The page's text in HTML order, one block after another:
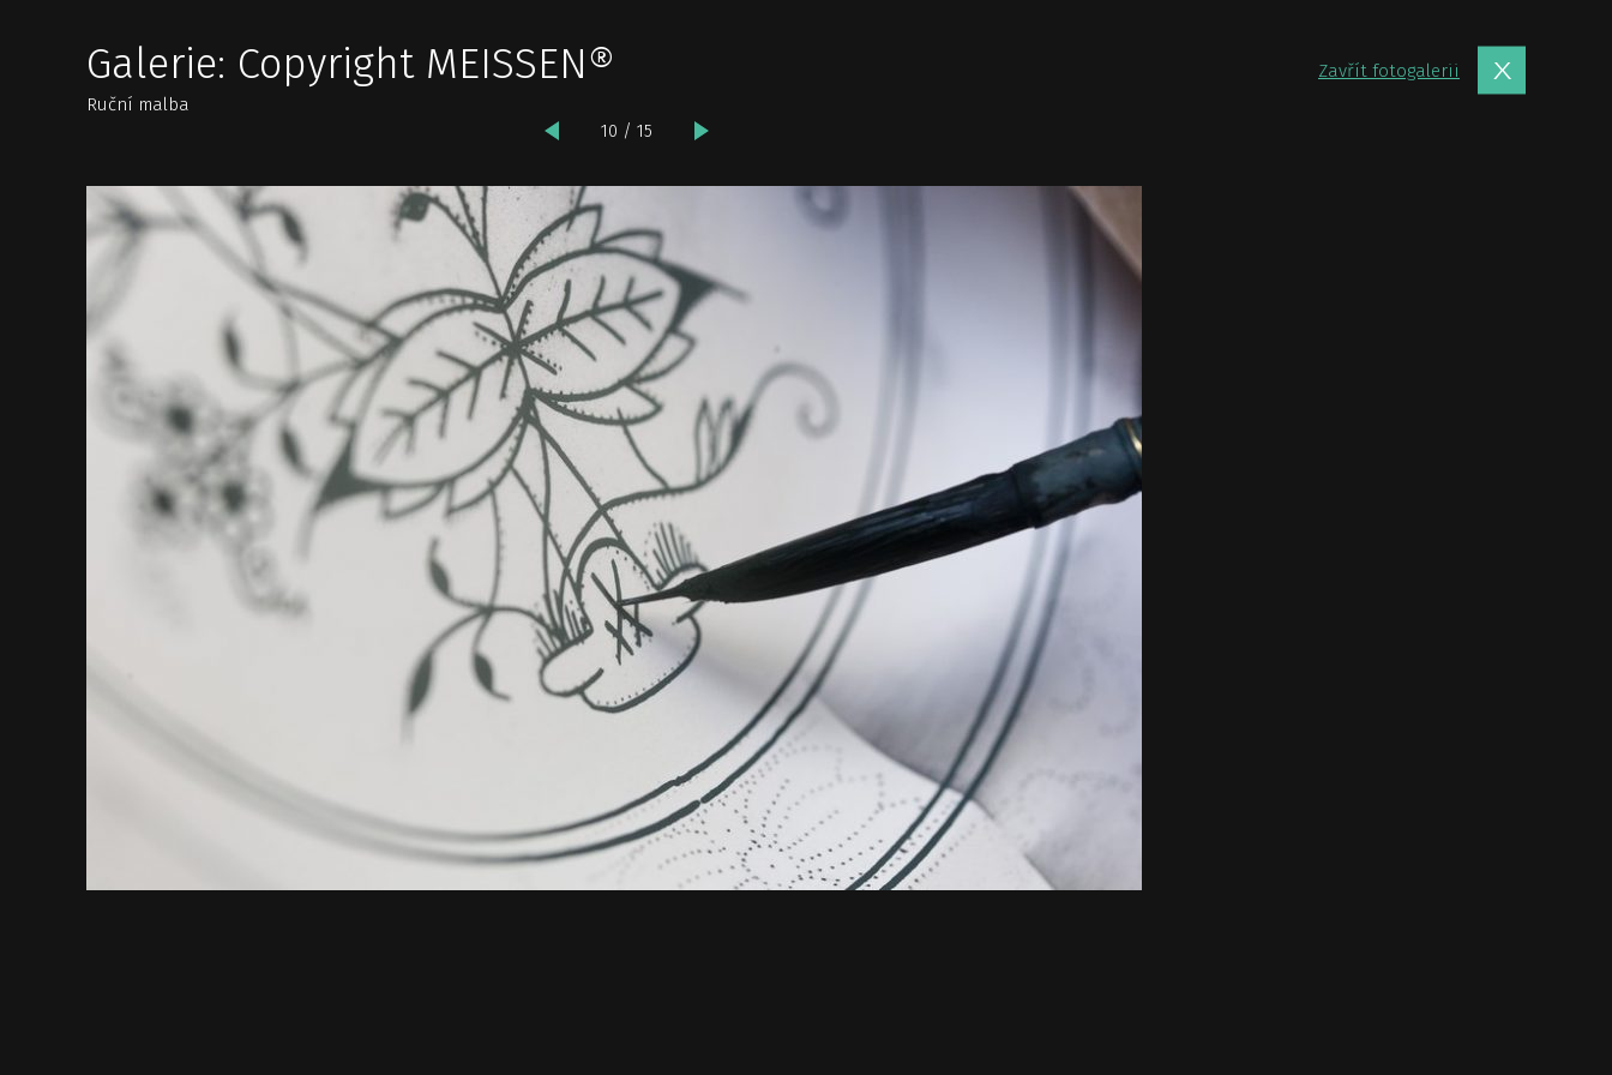
Galerie: Copyright MEISSEN®
Ruční malba
10 / 15
Zavřít fotogalerii